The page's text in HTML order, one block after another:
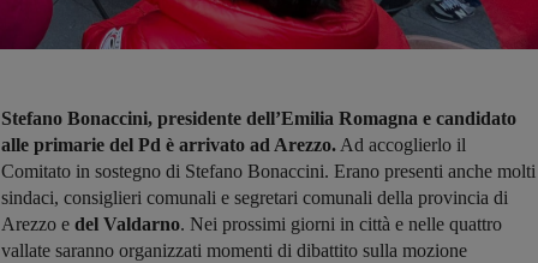
Stefano Bonaccini, presidente dell’Emilia Romagna e candidato
alle primarie del Pd è arrivato ad Arezzo. Ad accoglierlo il
Comitato in sostegno di Stefano Bonaccini. Erano presenti anche molti
sindaci, consiglieri comunali e segretari comunali della provincia di
Arezzo e del Valdarno. Nei prossimi giorni in città e nelle quattro
vallate saranno organizzati momenti di dibattito sulla mozione